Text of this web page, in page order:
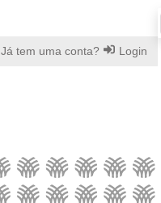
Já tem uma conta? Login